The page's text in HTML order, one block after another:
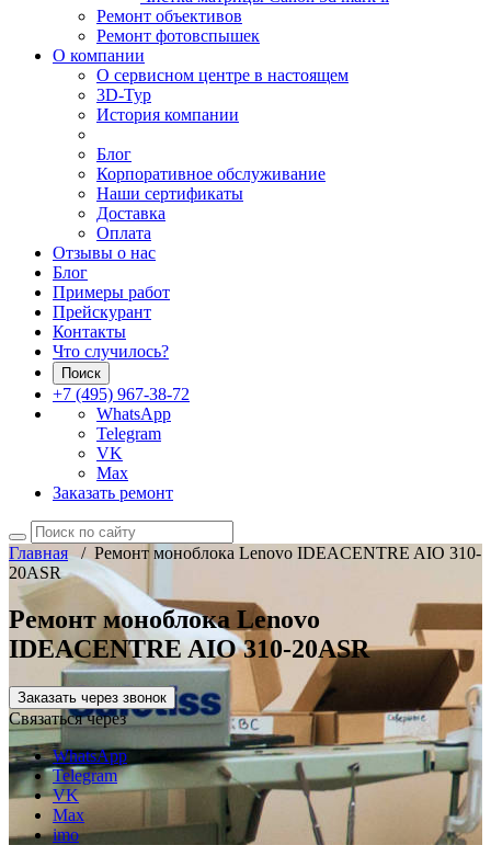
Ремонт объективов
Ремонт фотовспышек
О компании
О сервисном центре в настоящем
3D-Тур
История компании
Блог
Корпоративное обслуживание
Наши сертификаты
Доставка
Оплата
Отзывы о нас
Блог
Примеры работ
Прейскурант
Контакты
Что случилось?
Поиск
+7 (495) 967-38-72
WhatsApp
Telegram
VK
Max
Заказать ремонт
Главная/ Ремонт моноблока Lenovo IDEACENTRE AIO 310-
20ASR
Ремонт моноблока Lenovo
IDEACENTRE AIO 310-20ASR
Заказать через звонок
Связаться через
WhatsApp
Telegram
VK
Max
imo